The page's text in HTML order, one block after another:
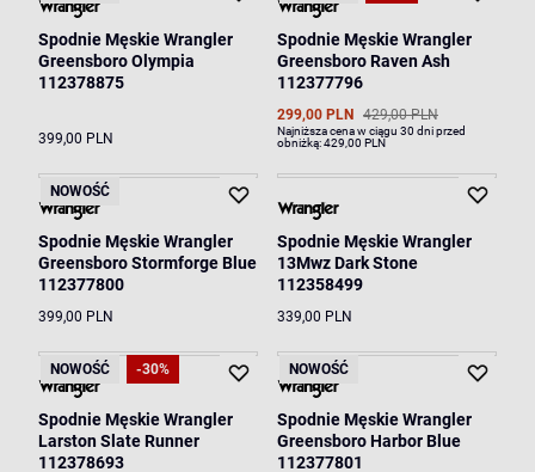
Spodnie Męskie Wrangler
Greensboro Olympia
112378875
399,00 PLN
Spodnie Męskie Wrangler
Greensboro Raven Ash
112377796
299,00 PLN 429,00 PLN
Najniższa cena w ciągu 30 dni przed
obniżką:429,00 PLN
NOWOŚĆ
Spodnie Męskie Wrangler
Greensboro Stormforge Blue
112377800
399,00 PLN
Spodnie Męskie Wrangler
13Mwz Dark Stone
112358499
339,00 PLN
NOWOŚĆ -30%
Spodnie Męskie Wrangler
Larston Slate Runner
112378693
NOWOŚĆ
Spodnie Męskie Wrangler
Greensboro Harbor Blue
112377801